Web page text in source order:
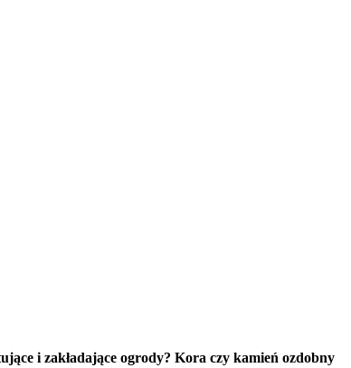
i zakładające ogrody? Kora czy kamień ozdobny